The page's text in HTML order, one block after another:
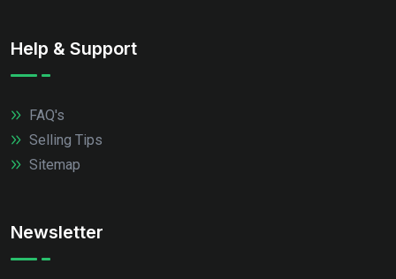
Help & Support
FAQ's
Selling Tips
Sitemap
Newsletter